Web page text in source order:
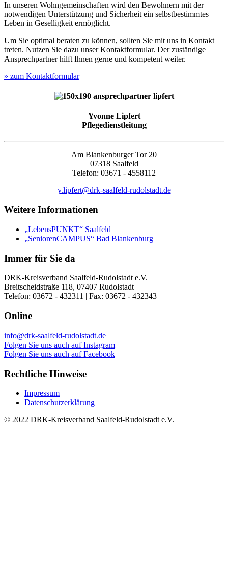
In unseren Wohngemeinschaften wird den Bewohnern mit der
notwendigen Unterstützung und Sicherheit ein selbstbestimmtes
Leben in Geselligkeit ermöglicht.
Um Sie optimal beraten zu können, sollten Sie mit uns in Kontakt
treten. Nutzen Sie dazu unser Kontaktformular. Der zuständige
Ansprechpartner hilft Ihnen gerne und kompetent weiter.
» zum Kontaktformular
Yvonne Lipfert
Pflegedienstleitung
Am Blankenburger Tor 20
07318 Saalfeld
Telefon: 03671 - 4558112
y.lipfert@drk-saalfeld-rudolstadt.de
Weitere Informationen
„LebensPUNKT“ Saalfeld
„SeniorenCAMPUS“ Bad Blankenburg
Immer für Sie da
DRK-Kreisverband Saalfeld-Rudolstadt e.V.
Breitscheidstraße 118, 07407 Rudolstadt
Telefon: 03672 - 432311 | Fax: 03672 - 432343
Online
info@drk-saalfeld-rudolstadt.de
Folgen Sie uns auch auf Instagram
Folgen Sie uns auch auf Facebook
Rechtliche Hinweise
Impressum
Datenschutzerklärung
© 2022 DRK-Kreisverband Saalfeld-Rudolstadt e.V.